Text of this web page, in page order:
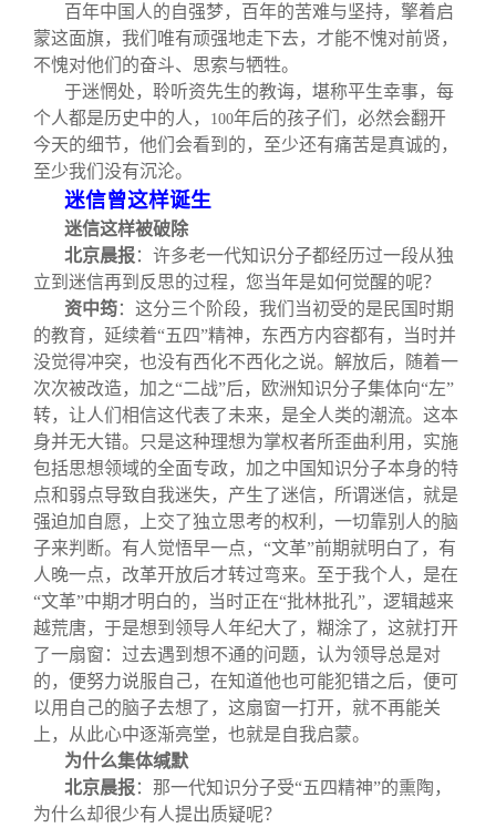
百年中国人的自强梦，百年的苦难与坚持，擎着启
蒙这面旗，我们唯有顽强地走下去，才能不愧对前贤，
不愧对他们的奋斗、思索与牺牲。
于迷惘处，聆听资先生的教诲，堪称平生幸事，每
个人都是历史中的人，
100年后的孩子们，必然会翻开
今天的细节，他们会看到的，至少还有痛苦是真诚的，
至少我们没有沉沦。
迷信曾这样诞生
迷信这样被破除
北京晨报： 许多老一代知识分子都经历过一段从独
立到迷信再到反思的过程，您当年是如何觉醒的呢？
资中筠：这分三个阶段，我们当初受的是民国时期
的教育，延续着“五四”精神，东西方内容都有，当时并
没觉得冲突，也没有西化不西化之说。解放后，随着一
次次被改造，加之“二战”后，欧洲知识分子集体向“左”
转，让人们相信这代表了未来，是全人类的潮流。这本
身并无大错。只是这种理想为掌权者所歪曲利用，实施
包括思想领域的全面专政，加之中国知识分子本身的特
点和弱点导致自我迷失，产生了迷信，所谓迷信，就是
强迫加自愿，上交了独立思考的权利，一切靠别人的脑
子来判断。有人觉悟早一点，“文革”前期就明白了，有
人晚一点，改革开放后才转过弯来。至于我个人，是在
“文革”中期才明白的，当时正在“批林批孔”，逻辑越来
越荒唐，于是想到领导人年纪大了，糊涂了，这就打开
了一扇窗：过去遇到想不通的问题，认为领导总是对
的，便努力说服自己，在知道他也可能犯错之后，便可
以用自己的脑子去想了，这扇窗一打开，就不再能关
上，从此心中逐渐亮堂，也就是自我启蒙。
为什么集体缄默
北京晨报：那一代知识分子受“五四精神”的熏陶，
为什么却很少有人提出质疑呢？